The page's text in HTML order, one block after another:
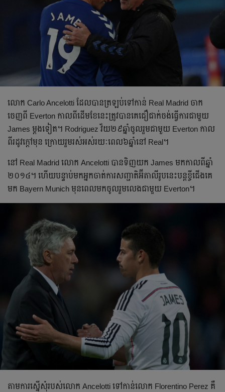
លោក Carlo Ancelotti ដែល​​បាន​ត្រឡប់​ទៅ​កាន់ Real Madrid ចាក
ចេញ​ពី Everton កាល​ពី​ដើម​ខែ​នេះ​ត្រូវ​បាន​គេ​ជឿជាក់​​ចង់​ធ្វើ​ការ​ជាមួយ
James ម្ដង​ទៀត។ Rodriguez វ័យ​២៩​ឆ្នាំ​ចូលរួម​ជាមួយ Everton កាល​
ពី​រដូវ​ក្ដៅ​មុន ក្រោយ​រួមរស់​អស់​រយៈពេល​៦​ឆ្នាំ​នៅ Real។
នៅ Real Madrid លោក Ancelotti បាន​​ទិញ​យក James មក​កាល​ពី​ឆ្នាំ​
២០១៤។ ហើយ​បន្ទាប់​មក​អ្នក​ចាត់​ការ​សញ្ជាតិ​អ៊ីតាលី​រូប​នេះ​បន្ត​​ខ្ចី​ជើង​គេ​
មក Bayern Munich មុន​ពេល​មក​ចូលរួម​លេង​ជាមួយ Everton។
តាម​​ការ​ស្នើ​សុំ​របស់​លោក Ancelotti ទៅ​កាន់​លោក Florentino Perez គឺ​